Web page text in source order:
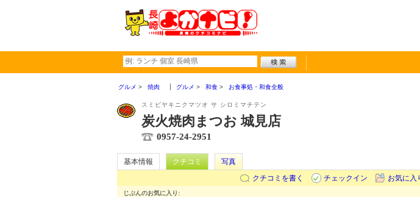
グルメ 焼肉 グルメ 和食 お食事処・和食全般
スミビヤキニクマツオ サ シロミマチテン
炭火焼肉まつお 城見店
0957-24-2951
基本情報 クチコミ
写真
クチコミを書く
チェックイン お気に入
じぶんのお気に入り: